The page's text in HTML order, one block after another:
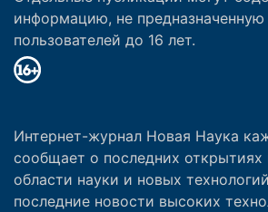
информацию, не предназначенную
пользователей до 16 лет.
Интернет-журнал Новая Наука
сообщает о последних
области науки и новых
последние новости высоких